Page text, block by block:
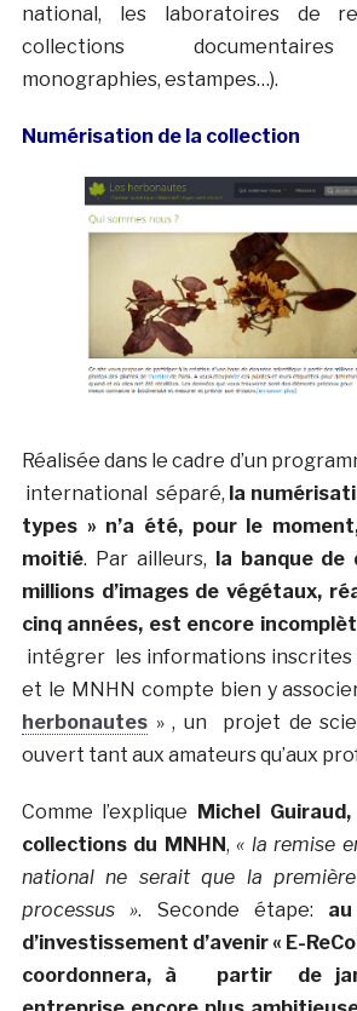
national, les laboratoires de
collections documentaires
monographies, estampes…).
Numérisation de la collection
Réalisée dans le cadre d’un
international séparé, la
types » n’a été, pour le
moitié. Par ailleurs,
la banque de
millions d’images de végétaux,
cinq années, est encore
intégrer les informations inscrites
et le MNHN compte bien y
herbonautes» , un projet de
ouvert tant aux amateurs qu’aux
Comme l’explique
Michel
collections du MNHN,« la remise
national ne serait que la
processus ». Seconde étape:
d’investissement d’avenir « E-
coordonnera, à partir de